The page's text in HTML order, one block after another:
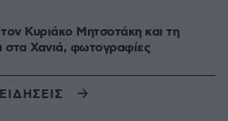
Κυριάκο Μητσοτάκη και τη
Χανιά, φωτογραφίες